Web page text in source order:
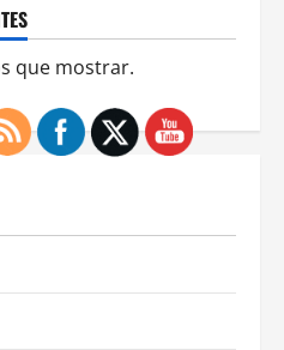
que mostrar.